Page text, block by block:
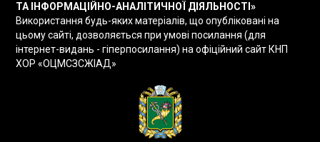
ТА ІНФОРМАЦІЙНО-АНАЛІТИЧНОЇ ДІЯЛЬНОСТІ»
Використання будь-яких матеріалів, що опубліковані на
цьому сайті, дозволяється при умові посилання (для
інтернет-видань - гіперпосилання) на офіційний сайт КНП
ХОР «ОЦМСЗСЖІАД»